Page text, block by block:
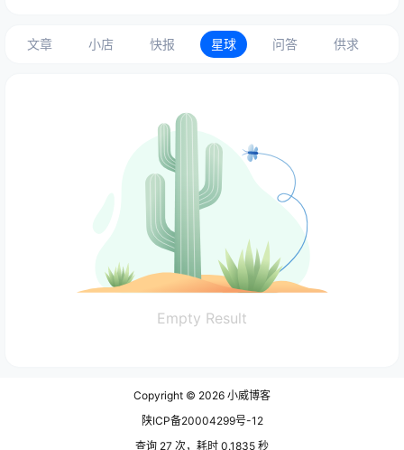
文章 小店 快报 星球 问答 供求
Empty Result
Copyright © 2026 小威博客
陕ICP备20004299号-12
查询 27 次，耗时 0.1835 秒